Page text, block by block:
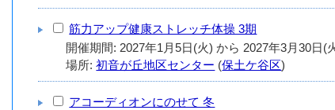
筋力アップ健康ストレッチ体操 3期
場所:初音が丘地区センター (保土ケ谷区)
アコーディオンにのせて 冬